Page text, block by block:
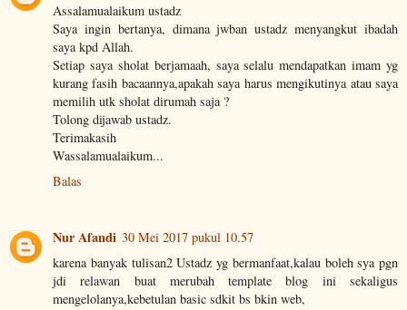
Assalamualaikum ustadz
Saya ingin bertanya, dimana jwban ustadz menyangkut ibadah
saya kpd Allah.
Setiap saya sholat berjamaah, saya selalu mendapatkan imam yg
kurang fasih bacaannya,apakah saya harus mengikutinya atau saya
memilih utk sholat dirumah saja ?
Tolong dijawab ustadz.
Terimakasih
Wassalamualaikum...
Balas
Nur Afandi 30 Mei 2017 pukul 10.57
karena banyak tulisan2 Ustadz yg bermanfaat,kalau boleh sya pgn
jdi relawan buat merubah template blog ini sekaligus
mengelolanya,kebetulan basic sdkit bs bkin web,